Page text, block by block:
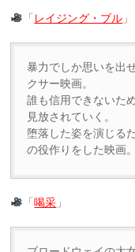
「レイジング・ブル 」
暴力でしか思いを出
クサー映画。
誰も信用できないた
見放されていく。
堕落した姿を演じる
の役作りをした映画。
「喝采 」